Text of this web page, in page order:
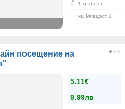
1 грабнат
кв. Младост 1
посещение на
5.11€
9.99лв